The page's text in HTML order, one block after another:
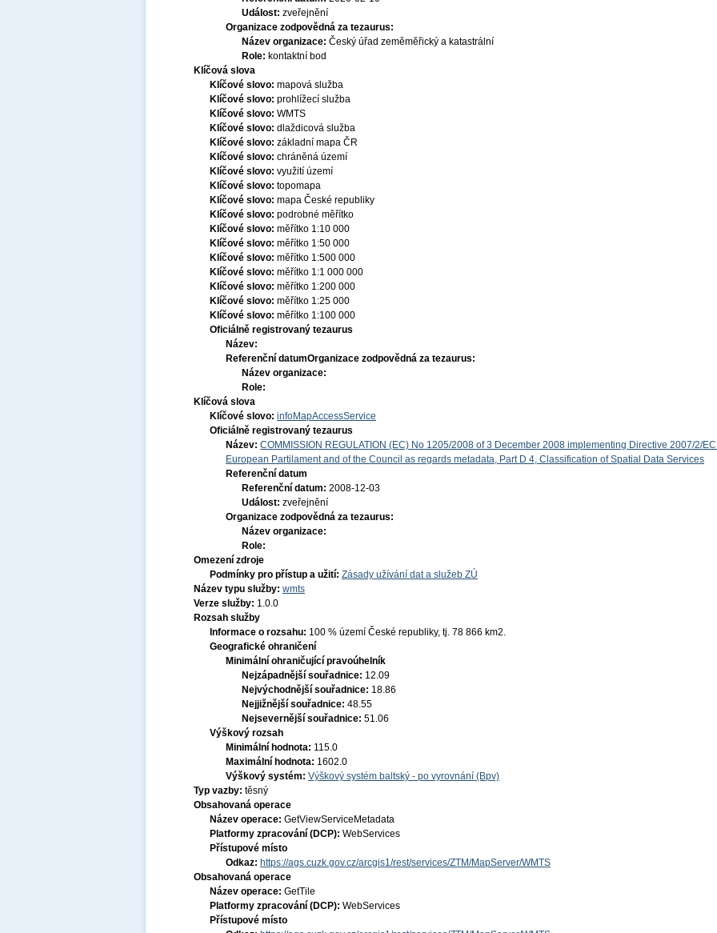
Událost: zveřejnění
Organizace zodpovědná za tezaurus:
Název organizace: Český úřad zeměměřický a katastrální
Role: kontaktní bod
Klíčová slova
Klíčové slovo: mapová služba
Klíčové slovo: prohlížecí služba
Klíčové slovo: WMTS
Klíčové slovo: dlaždicová služba
Klíčové slovo: základní mapa ČR
Klíčové slovo: chráněná území
Klíčové slovo: využití území
Klíčové slovo: topomapa
Klíčové slovo: mapa České republiky
Klíčové slovo: podrobné měřítko
Klíčové slovo: měřítko 1:10 000
Klíčové slovo: měřítko 1:50 000
Klíčové slovo: měřítko 1:500 000
Klíčové slovo: měřítko 1:1 000 000
Klíčové slovo: měřítko 1:200 000
Klíčové slovo: měřítko 1:25 000
Klíčové slovo: měřítko 1:100 000
Oficiálně registrovaný tezaurus
Název:
Referenční datumOrganizace zodpovědná za tezaurus:
Název organizace:
Role:
Klíčová slova
Klíčové slovo: infoMapAccessService
Oficiálně registrovaný tezaurus
Název: COMMISSION REGULATION (EC) No 1205/2008 of 3 December 2008 implementing Directive 2007/2/EC
European Partilament and of the Council as regards metadata, Part D 4, Classification of Spatial Data Services
Referenční datum
Referenční datum: 2008-12-03
Událost: zveřejnění
Organizace zodpovědná za tezaurus:
Název organizace:
Role:
Omezení zdroje
Podmínky pro přístup a užití: Zásady užívání dat a služeb ZÚ
Název typu služby: wmts
Verze služby: 1.0.0
Rozsah služby
Informace o rozsahu: 100 % území České republiky, tj. 78 866 km2.
Geografické ohraničení
Minimální ohraničující pravoúhelník
Nejzápadnější souřadnice: 12.09
Nejvýchodnější souřadnice: 18.86
Nejjižnější souřadnice: 48.55
Nejsevernější souřadnice: 51.06
Výškový rozsah
Minimální hodnota: 115.0
Maximální hodnota: 1602.0
Výškový systém: Výškový systém baltský - po vyrovnání (Bpv)
Typ vazby: těsný
Obsahovaná operace
Název operace: GetViewServiceMetadata
Platformy zpracování (DCP): WebServices
Přístupové místo
Odkaz: https://ags.cuzk.gov.cz/arcgis1/rest/services/ZTM/MapServer/WMTS
Obsahovaná operace
Název operace: GetTile
Platformy zpracování (DCP): WebServices
Přístupové místo